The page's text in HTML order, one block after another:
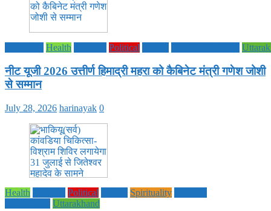
Health Political
नीट यूजी 2026 उत्तीर्ण हिमाद्री महरा को कैबिनेट मंत्री गणेश जोशी
से सम्मान
July 28, 2026 harinayak 0
Health Political Spirituality
Uttarakhand